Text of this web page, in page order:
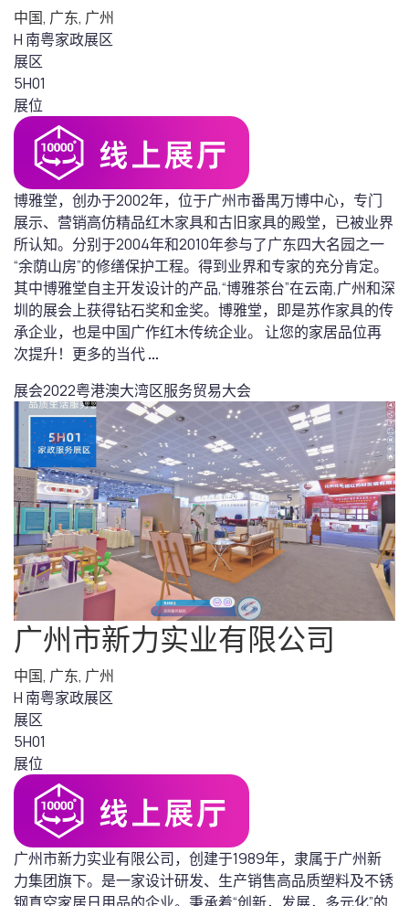
中国, 广东, 广州
H 南粤家政展区
展区
5H01
展位
博雅堂，创办于2002年，位于广州市番禺万博中心，专门
展示、营销高仿精品红木家具和古旧家具的殿堂，已被业界
所认知。分别于2004年和2010年参与了广东四大名园之一
“余荫山房”的修缮保护工程。得到业界和专家的充分肯定。
其中博雅堂自主开发设计的产品,“博雅茶台”在云南,广州和深
圳的展会上获得钻石奖和金奖。博雅堂，即是苏作家具的传
承企业，也是中国广作红木传统企业。 让您的家居品位再
次提升！更多的当代...
展会2022粤港澳大湾区服务贸易大会
广州市新力实业有限公司
中国, 广东, 广州
H 南粤家政展区
展区
5H01
展位
广州市新力实业有限公司，创建于1989年，隶属于广州新
力集团旗下。是一家设计研发、生产销售高品质塑料及不锈